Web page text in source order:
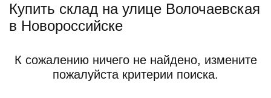
Купить склад на улице Волочаевская
в Новороссийске
К сожалению ничего не найдено, измените
пожалуйста критерии поиска.